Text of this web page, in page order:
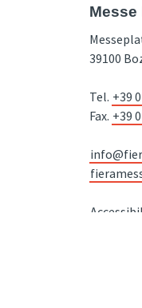
Messe
39100
Tel. +39
Fax. +39